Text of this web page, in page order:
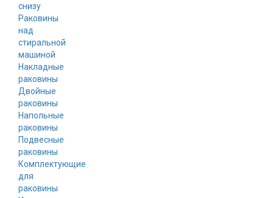
снизу
Раковины
над
стиральной
машиной
Накладные
раковины
Двойные
раковины
Напольные
раковины
Подвесные
раковины
Комплектующие
для
раковины